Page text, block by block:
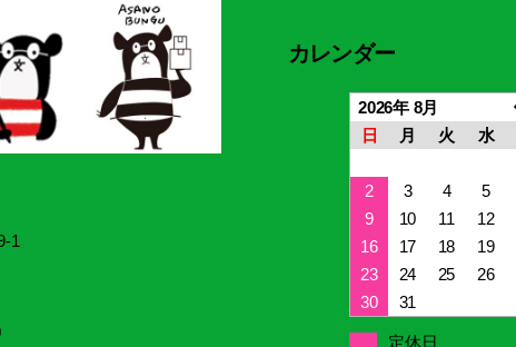
カレンダー
2026年 8月
日
月 火 水
2
3 4 5
9
10 11 12
16
17 18 19
23
24 25 26
30
31
定休日